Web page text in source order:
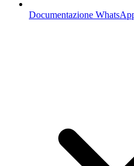
Documentazione